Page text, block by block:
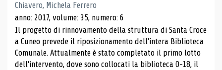
Chiavero, Michela Ferrero
anno: 2017, volume: 35, numero: 6
Il progetto di rinnovamento della struttura di Santa Croce
a Cuneo prevede il riposizionamento dell'intera Biblioteca
Comunale. Attualmente è stato completato il primo lotto
dell'intervento, dove sono collocati la biblioteca 0-18, il